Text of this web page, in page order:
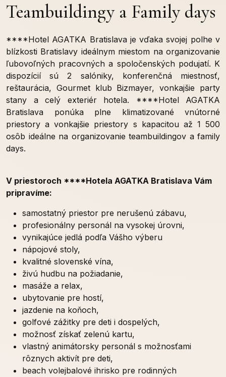
Teambuildingy a Family days
****Hotel AGATKA Bratislava je vďaka svojej polhe v
blízkosti Bratislavy ideálnym miestom na organizovanie
ľubovoľných pracovných a spoločenských podujatí. K
dispozícií sú 2 salóniky, konferenčná miestnosť,
reštaurácia, Gourmet klub Bizmayer, vonkajšie party
stany a celý exteriér hotela. ****Hotel AGATKA
Bratislava ponúka plne klimatizované vnútorné
priestory a vonkajšie priestory s kapacitou až 1 500
osôb ideálne na organizovanie teambuildingov a family
days.
V priestoroch ****Hotela AGATKA Bratislava Vám
pripravíme:
samostatný priestor pre nerušenú zábavu,
profesionálny personál na vysokej úrovni,
vynikajúce jedlá podľa Vášho výberu
nápojové stoly,
kvalitné slovenské vína,
živú hudbu na požiadanie,
masáže a relax,
ubytovanie pre hostí,
jazdenie na koňoch,
golfové zážitky pre deti i dospelých,
možnosť získať zelenú kartu,
vlastný animátorsky personál s možnosťami
rôznych aktivít pre deti,
beach volejbalové ihrisko pre rodinných